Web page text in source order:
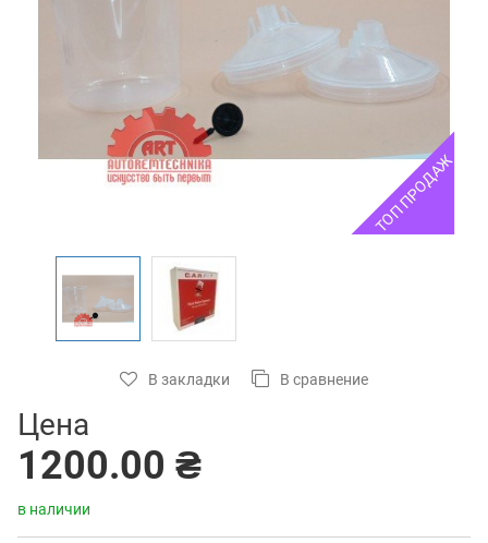
ТОП ПРОДАЖ
В закладки В сравнение
Цена
1200.00 ₴
в наличии